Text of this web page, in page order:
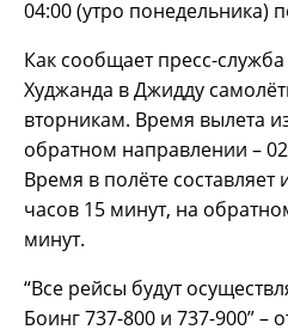
04:00 (утро понедельника)
Как сообщает пресс-
Худжанда в Джидду
вторникам. Время вылета
обратном направлении –
Время в полёте составляет
часов 15 минут, на
минут.
“Все рейсы будут
Боинг 737-800 и 737-900” –